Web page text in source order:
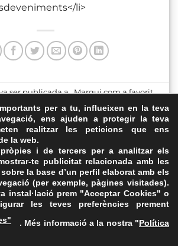
li>
ser publicada a . Marqui com a favorit
Sala d’actes Institut Lluís
de Peguera
FAQs
per a tu, influeixen en la teva
ens ajuden a protegir la teva
realitzar les peticions que ens
la web.
i de tercers per a analitzar els
te publicitat relacionada amb les
la base d’un perfil elaborat amb els
(per exemple, pàgines visitades).
instal·lació prem "Acceptar Cookies" o
les teves preferències prement
. Més informació a la nostra "Política